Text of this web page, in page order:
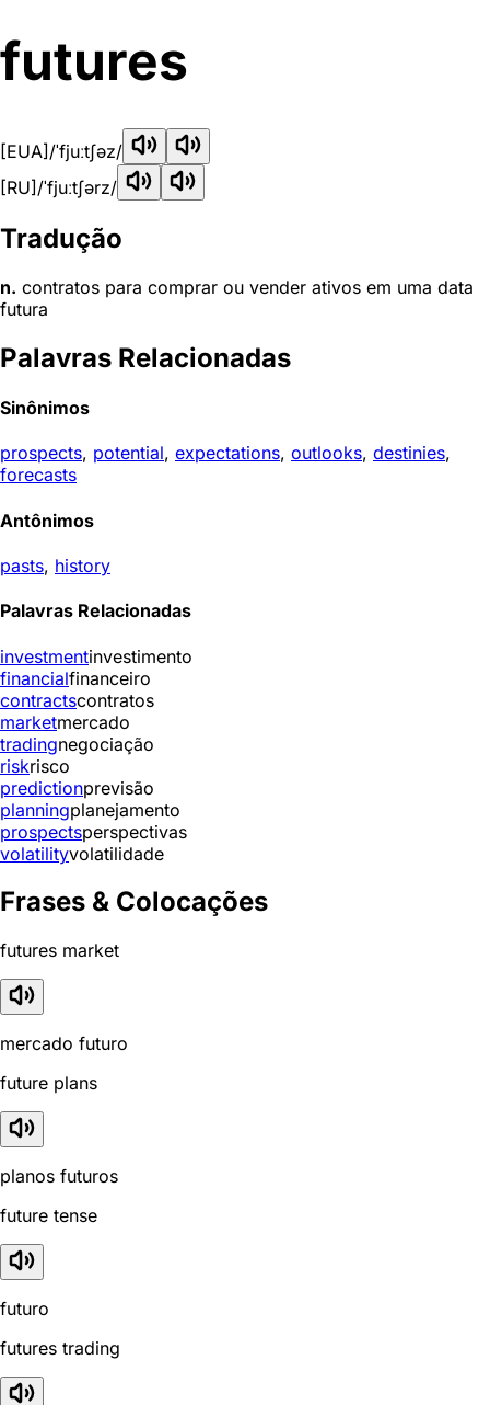
futures
[EUA] /ˈfjuːtʃəz/
[RU] /ˈfjuːtʃərz/
Tradução
n. contratos para comprar ou vender ativos em uma data
futura
Palavras Relacionadas
Sinônimos
prospects, potential, expectations, outlooks, destinies,
forecasts
Antônimos
pasts, history
Palavras Relacionadas
investmentinvestimento
financialfinanceiro
contractscontratos
marketmercado
tradingnegociação
riskrisco
predictionprevisão
planningplanejamento
prospectsperspectivas
volatilityvolatilidade
Frases & Colocações
futures market
mercado futuro
future plans
planos futuros
future tense
futuro
futures trading